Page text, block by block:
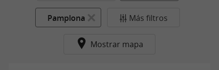
Pamplona Más filtros
Mostrar mapa